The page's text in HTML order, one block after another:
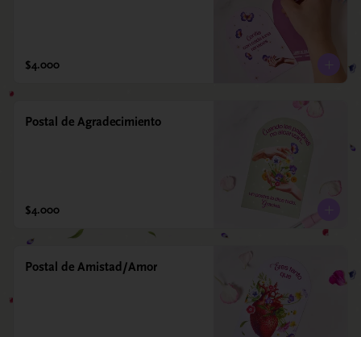
$4.000
Postal de Agradecimiento
$4.000
Postal de Amistad/Amor